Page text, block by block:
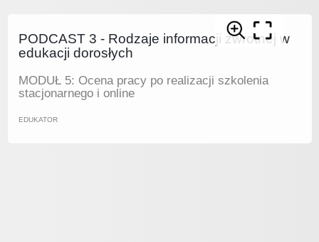
PODCAST 3 - Rodzaje informacji zwrotnej w
edukacji dorosłych
MODUŁ 5: Ocena pracy po realizacji szkolenia
stacjonarnego i online
EDUKATOR